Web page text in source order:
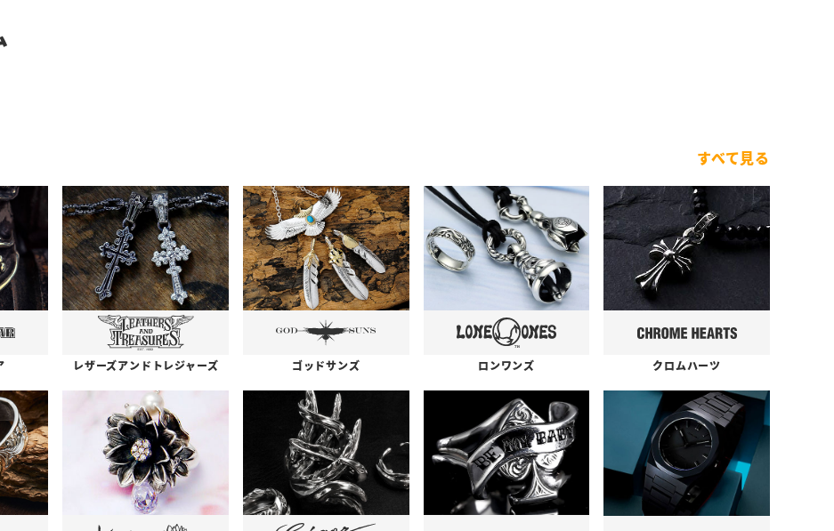
すべて見る
レザーズアンドトレジャーズ ゴッドサンズ ロンワンズ クロムハーツ